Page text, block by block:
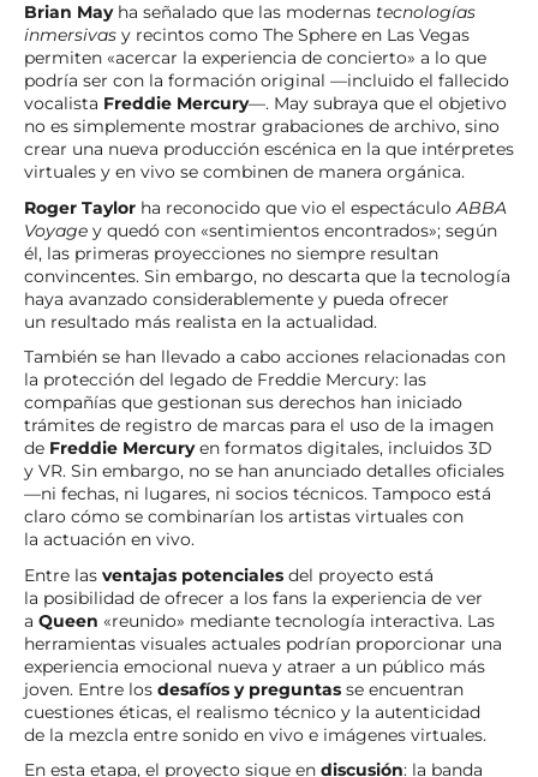
Brian Mayha señalado que las modernas tecnologías
inmersivas y recintos como The Sphere en Las Vegas
permiten «acercar la experiencia de concierto» a lo que
podría ser con la formación original —incluido el fallecido
vocalista Freddie Mercury—. May subraya que el objetivo
no es simplemente mostrar grabaciones de archivo, sino
crear una nueva producción escénica en la que intérpretes
virtuales y en vivo se combinen de manera orgánica.
Roger Taylor ha reconocido que vio el espectáculoABBA
Voyage y quedó con «sentimientos encontrados»; según
él, las primeras proyecciones no siempre resultan
convincentes. Sin embargo, no descarta que la tecnología
haya avanzado considerablemente y pueda ofrecer
un resultado más realista en la actualidad.
También se han llevado a cabo acciones relacionadas con
la protección del legado de Freddie Mercury: las
compañías que gestionan sus derechos han iniciado
trámites de registro de marcas para el uso de la imagen
de Freddie Mercuryen formatos digitales, incluidos 3D
y VR. Sin embargo, no se han anunciado detalles oficiales
—ni fechas, ni lugares, ni socios técnicos. Tampoco está
claro cómo se combinarían los artistas virtuales con
la actuación en vivo.
Entre las ventajas potenciales del proyecto está
la posibilidad de ofrecer a los fans la experiencia de ver
a Queen «reunido» mediante tecnología interactiva. Las
herramientas visuales actuales podrían proporcionar una
experiencia emocional nueva y atraer a un público más
joven. Entre los desafíos y preguntas se encuentran
cuestiones éticas, el realismo técnico y la autenticidad
de la mezcla entre sonido en vivo e imágenes virtuales.
En esta etapa, el proyecto sigue en discusión: la banda